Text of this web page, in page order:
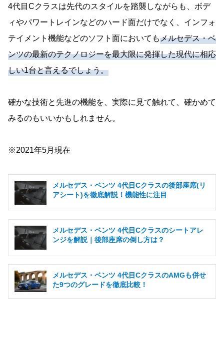
4代目Cクラスは先代のスタイルを踏襲しながらも、ボデ
ィやパワートレインなどのハード面だけでなく、インフォ
テイメント機能などのソフト面においてもメルセデス・ベ
ンツの最新のテクノロジーを最大限に発揮した現代に相応
しい1台と言えるでしょう。
確かな技術と先進の機能を、実際に見て触れて、確かめて
みるのもいいかもしれません。
※2021年5月現在
メルセデス・ベンツ 4代目Cクラスの後部座席(リ
アシート)を徹底解説！機能性に注目
メルセデス・ベンツ 4代目Cクラスのシートアレ
ンジを解説｜後部座席の倒し方は？
メルセデス・ベンツ 4代目CクラスのAMGも併せ
た9つのグレードを徹底比較！